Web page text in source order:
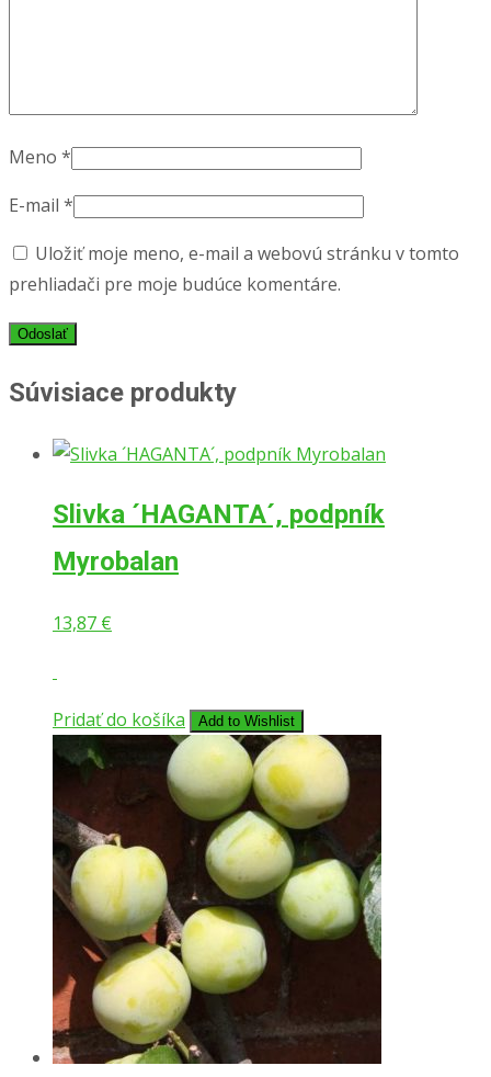
Meno *
E-mail *
Uložiť moje meno, e-mail a webovú stránku v tomto
prehliadači pre moje budúce komentáre.
Súvisiace produkty
Slivka ´HAGANTA´, podpník
Myrobalan
13,87 €
Pridať do košíka Add to Wishlist